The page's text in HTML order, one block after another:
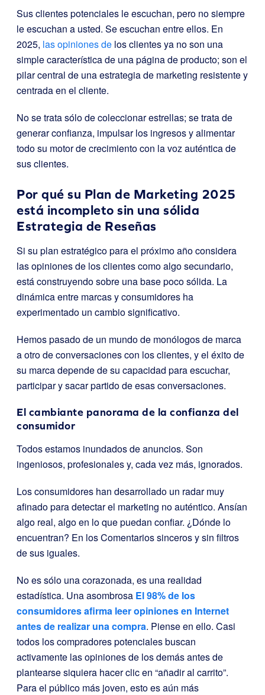
Sus clientes potenciales le escuchan, pero no siempre
le escuchan a usted. Se escuchan entre ellos. En
2025, las opiniones de los clientes ya no son una
simple característica de una página de producto; son el
pilar central de una estrategia de marketing resistente y
centrada en el cliente.
No se trata sólo de coleccionar estrellas; se trata de
generar confianza, impulsar los ingresos y alimentar
todo su motor de crecimiento con la voz auténtica de
sus clientes.
Por qué su Plan de Marketing 2025
está incompleto sin una sólida
Estrategia de Reseñas
Si su plan estratégico para el próximo año considera
las opiniones de los clientes como algo secundario,
está construyendo sobre una base poco sólida. La
dinámica entre marcas y consumidores ha
experimentado un cambio significativo.
Hemos pasado de un mundo de monólogos de marca
a otro de conversaciones con los clientes, y el éxito de
su marca depende de su capacidad para escuchar,
participar y sacar partido de esas conversaciones.
El cambiante panorama de la confianza del
consumidor
Todos estamos inundados de anuncios. Son
ingeniosos, profesionales y, cada vez más, ignorados.
Los consumidores han desarrollado un radar muy
afinado para detectar el marketing no auténtico. Ansían
algo real, algo en lo que puedan confiar. ¿Dónde lo
encuentran? En los Comentarios sinceros y sin filtros
de sus iguales.
No es sólo una corazonada, es una realidad
estadística. Una asombrosa El 98% de los
consumidores afirma leer opiniones en Internet
antes de realizar una compra. Piense en ello. Casi
todos los compradores potenciales buscan
activamente las opiniones de los demás antes de
plantearse siquiera hacer clic en “añadir al carrito”.
Para el público más joven, esto es aún más